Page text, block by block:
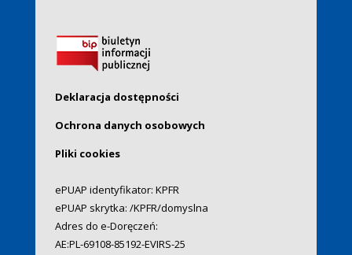
Deklaracja dostępności
Ochrona danych osobowych
Pliki cookies
ePUAP identyfikator: KPFR
ePUAP skrytka: /KPFR/domyslna
Adres do e-Doręczeń:
AE:PL-69108-85192-EVIRS-25